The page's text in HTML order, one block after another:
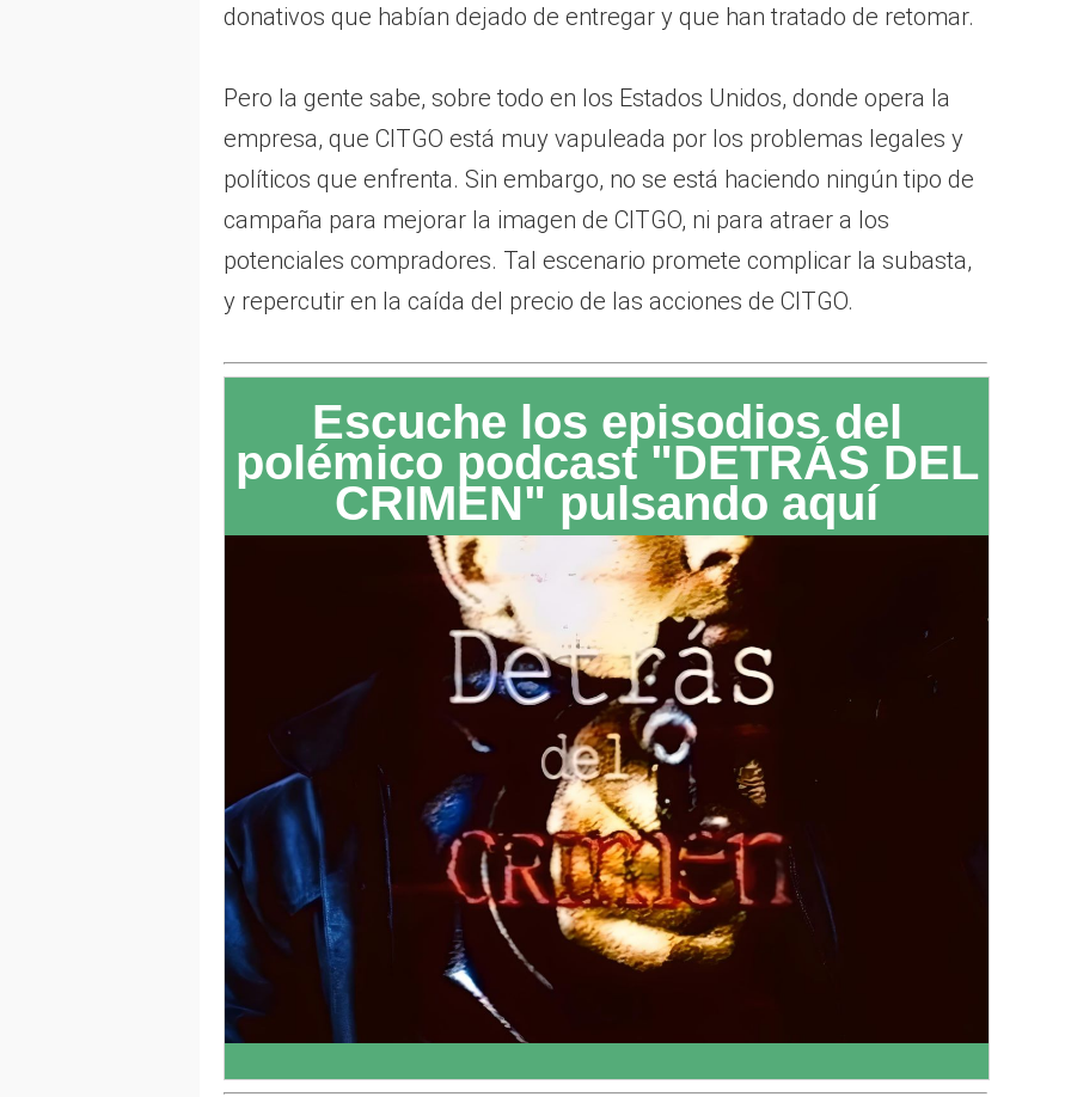
donativos que habían dejado de entregar y que han tratado de retomar.
Pero la gente sabe, sobre todo en los Estados Unidos, donde opera la
empresa, que CITGO está muy vapuleada por los problemas legales y
políticos que enfrenta. Sin embargo, no se está haciendo ningún tipo de
campaña para mejorar la imagen de CITGO, ni para atraer a los
potenciales compradores. Tal escenario promete complicar la subasta,
y repercutir en la caída del precio de las acciones de CITGO.
Escuche los episodios del
polémico podcast "DETRÁS DEL
CRIMEN" pulsando aquí